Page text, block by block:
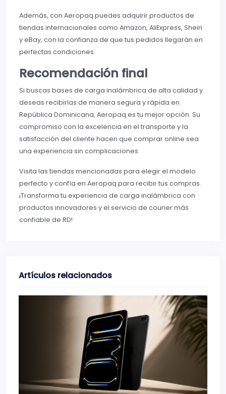
Además, con Aeropaq puedes adquirir productos de
tiendas internacionales como Amazon, AliExpress, Shein
y eBay, con la confianza de que tus pedidos llegarán en
perfectas condiciones.
Recomendación final
Si buscas bases de carga inalámbrica de alta calidad y
deseas recibirlas de manera segura y rápida en
República Dominicana, Aeropaq es tu mejor opción. Su
compromiso con la excelencia en el transporte y la
satisfacción del cliente hacen que comprar online sea
una experiencia sin complicaciones.
Visita las tiendas mencionadas para elegir el modelo
perfecto y confía en Aeropaq para recibir tus compras.
¡Transforma tu experiencia de carga inalámbrica con
productos innovadores y el servicio de courier más
confiable de RD!
Artículos relacionados